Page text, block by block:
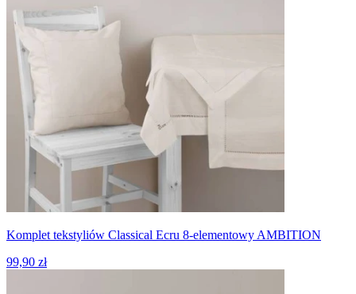
Komplet tekstyliów Classical Ecru 8-elementowy AMBITION
99,90 zł